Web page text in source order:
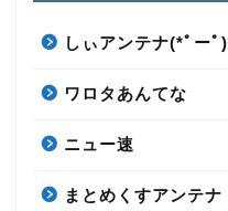
しぃアンテナ(*ﾟーﾟ)
ワロタあんてな
ニュー速
まとめくすアンテナ